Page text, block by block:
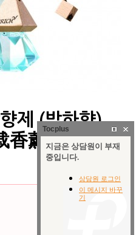
제 (박하향)
香薰/薄荷青
Tocplus